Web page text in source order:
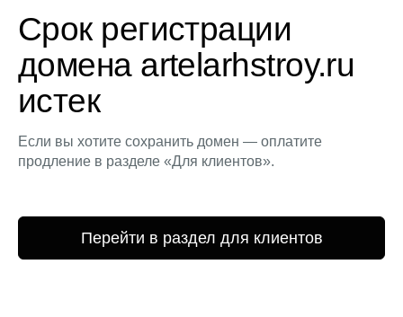
Срок регистрации
домена artelarhstroy.ru
истек
Если вы хотите сохранить домен — оплатите
продление в разделе «Для клиентов».
Перейти в раздел для клиентов